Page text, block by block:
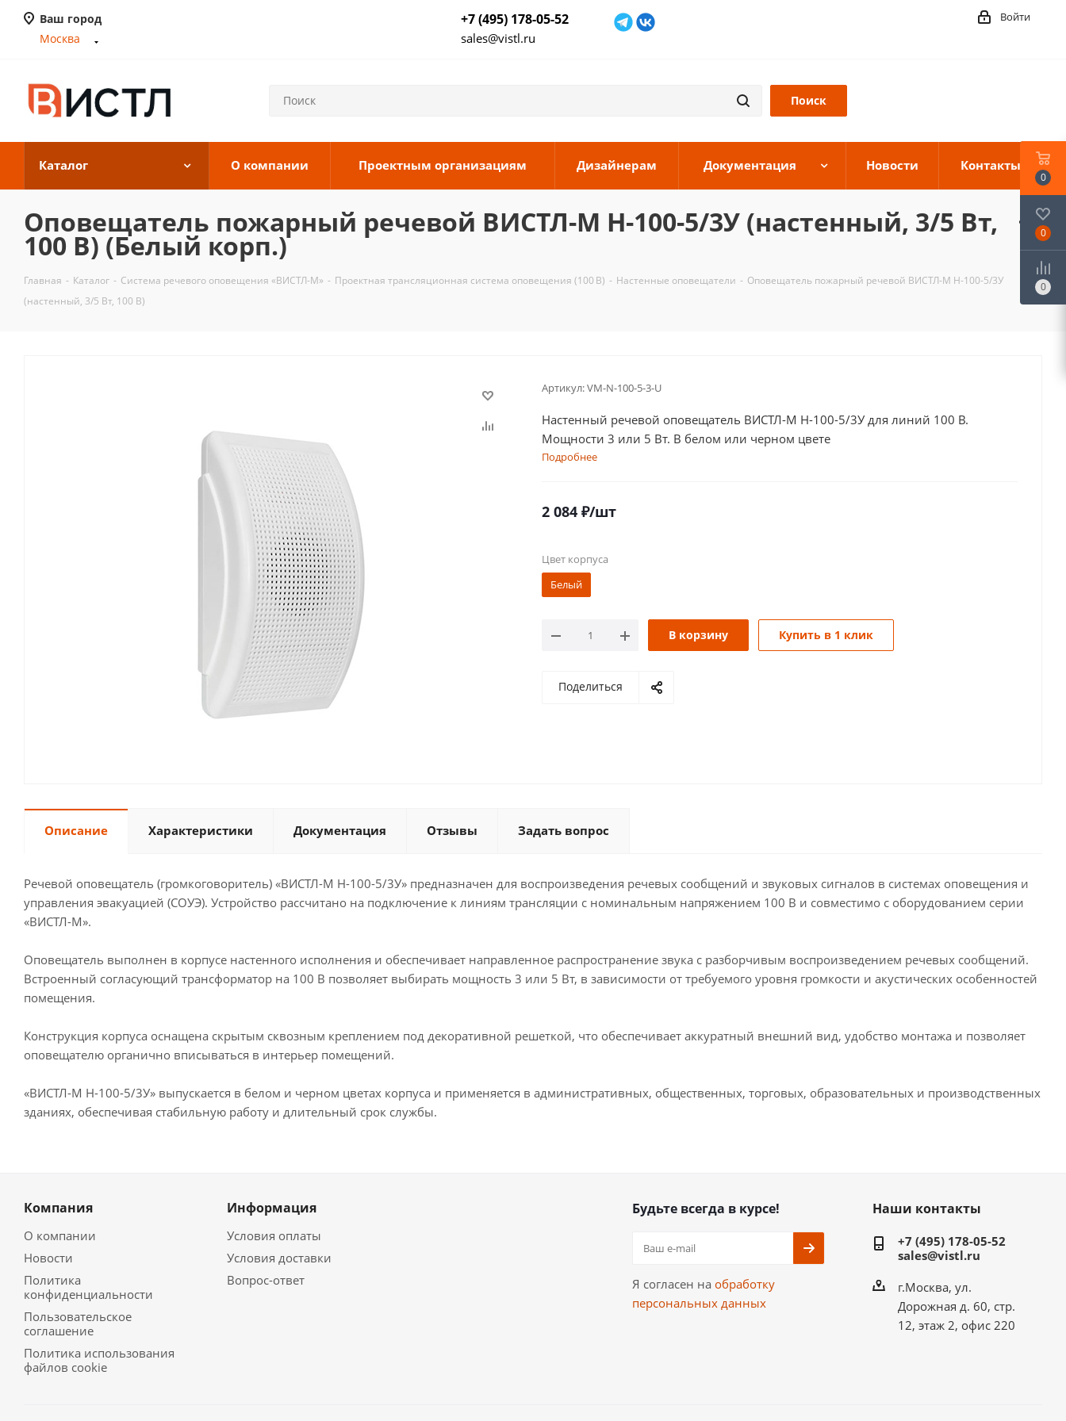
Ваш город
Москва
+7 (495) 178-05-52
sales@vistl.ru
Войти
Каталог О компании Проектным организациям Дизайнерам Документация Новости Контакты
Оповещатель пожарный речевой ВИСТЛ-М Н-100-5/3У (настенный, 3/5 Вт,
100 В) (Белый корп.)
Главная - Каталог - Система речевого оповещения «ВИСТЛ-М» - Проектная трансляционная система оповещения (100 В) - Настенные оповещатели - Оповещатель пожарный речевой ВИСТЛ-М Н-100-5/3У
(настенный, 3/5 Вт, 100 В)
Артикул:VM-N-100-5-3-U
Настенный речевой оповещатель ВИСТЛ-М Н-100-5/3У для линий 100 В.
Мощности 3 или 5 Вт. В белом или черном цвете
Подробнее
2 084 ₽/шт
Цвет корпуса
Белый
В корзину Купить в 1 клик
Поделиться
Описание Характеристики Документация Отзывы Задать вопрос
Речевой оповещатель (громкоговоритель) «ВИСТЛ-М Н-100-5/3У» предназначен для воспроизведения речевых сообщений и звуковых сигналов в системах оповещения и
управления эвакуацией (СОУЭ). Устройство рассчитано на подключение к линиям трансляции с номинальным напряжением 100 В и совместимо с оборудованием серии
«ВИСТЛ-М».
Оповещатель выполнен в корпусе настенного исполнения и обеспечивает направленное распространение звука с разборчивым воспроизведением речевых сообщений.
Встроенный согласующий трансформатор на 100 В позволяет выбирать мощность 3 или 5 Вт, в зависимости от требуемого уровня громкости и акустических особенностей
помещения.
Конструкция корпуса оснащена скрытым сквозным креплением под декоративной решеткой, что обеспечивает аккуратный внешний вид, удобство монтажа и позволяет
оповещателю органично вписываться в интерьер помещений.
«ВИСТЛ-М Н-100-5/3У» выпускается в белом и черном цветах корпуса и применяется в административных, общественных, торговых, образовательных и производственных
зданиях, обеспечивая стабильную работу и длительный срок службы.
Компания
О компании
Новости
Политика
конфиденциальности
Пользовательское
соглашение
Политика использования
файлов cookie
Информация
Условия оплаты
Условия доставки
Вопрос-ответ
Будьте всегда в курсе!
Я согласен на обработку
персональных данных
Наши контакты
+7 (495) 178-05-52
sales@vistl.ru
г.Москва, ул.
Дорожная д. 60, стр.
12, этаж 2, офис 220
0
0
0